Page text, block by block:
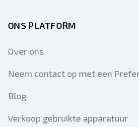
ONS PLATFORM
Over ons
Neem contact op met een
Blog
Verkoop gebruikte apparatuur